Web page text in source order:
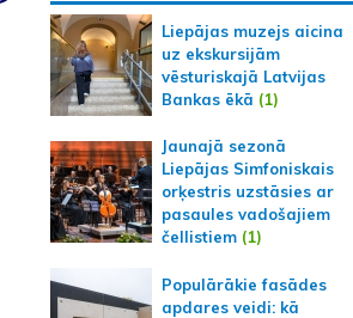
Liepājas muzejs aicina
uz ekskursijām
vēsturiskajā Latvijas
Bankas ēkā (1)
Jaunajā sezonā
Liepājas Simfoniskais
orķestris uzstāsies ar
pasaules vadošajiem
čellistiem(1)
Populārākie fasādes
apdares veidi: kā